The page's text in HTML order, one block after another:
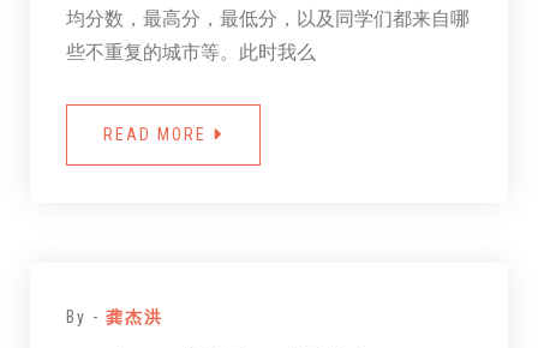
均分数，最高分，最低分，以及同学们都来自哪
些不重复的城市等。此时我么
READ MORE
By - 龚杰洪